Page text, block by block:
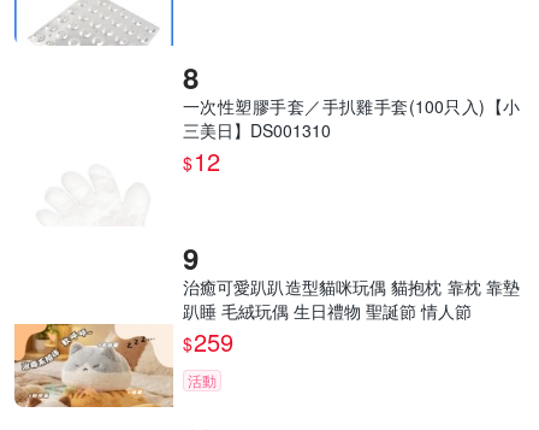
一次性塑膠手套／手扒雞手套(100只入)【小
三美日】DS001310
$12
治癒可愛趴趴造型貓咪玩偶 貓抱枕 靠枕 靠墊
趴睡 毛絨玩偶 生日禮物 聖誕節 情人節
$259
活動